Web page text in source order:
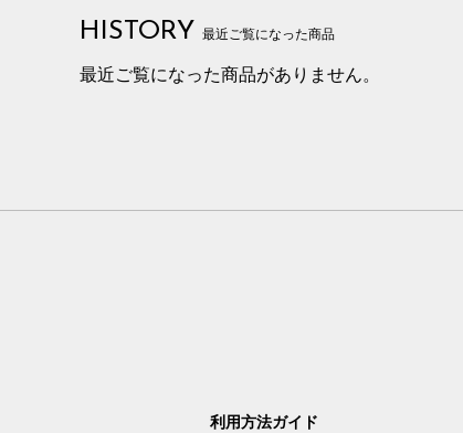
HISTORY 最近ご覧になった商品
最近ご覧になった商品がありません。
利用方法ガイド